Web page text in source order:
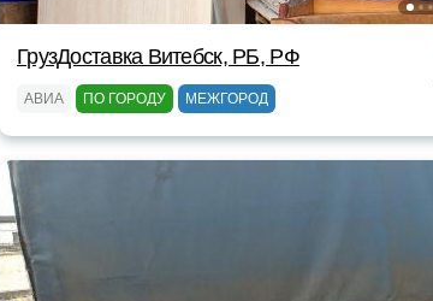
ГрузДоставка Витебск, РБ, РФ
АВИА ПО ГОРОДУ МЕЖГОРОД